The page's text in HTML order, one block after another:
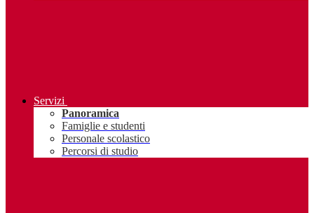
Servizi
Panoramica
Famiglie e studenti
Personale scolastico
Percorsi di studio